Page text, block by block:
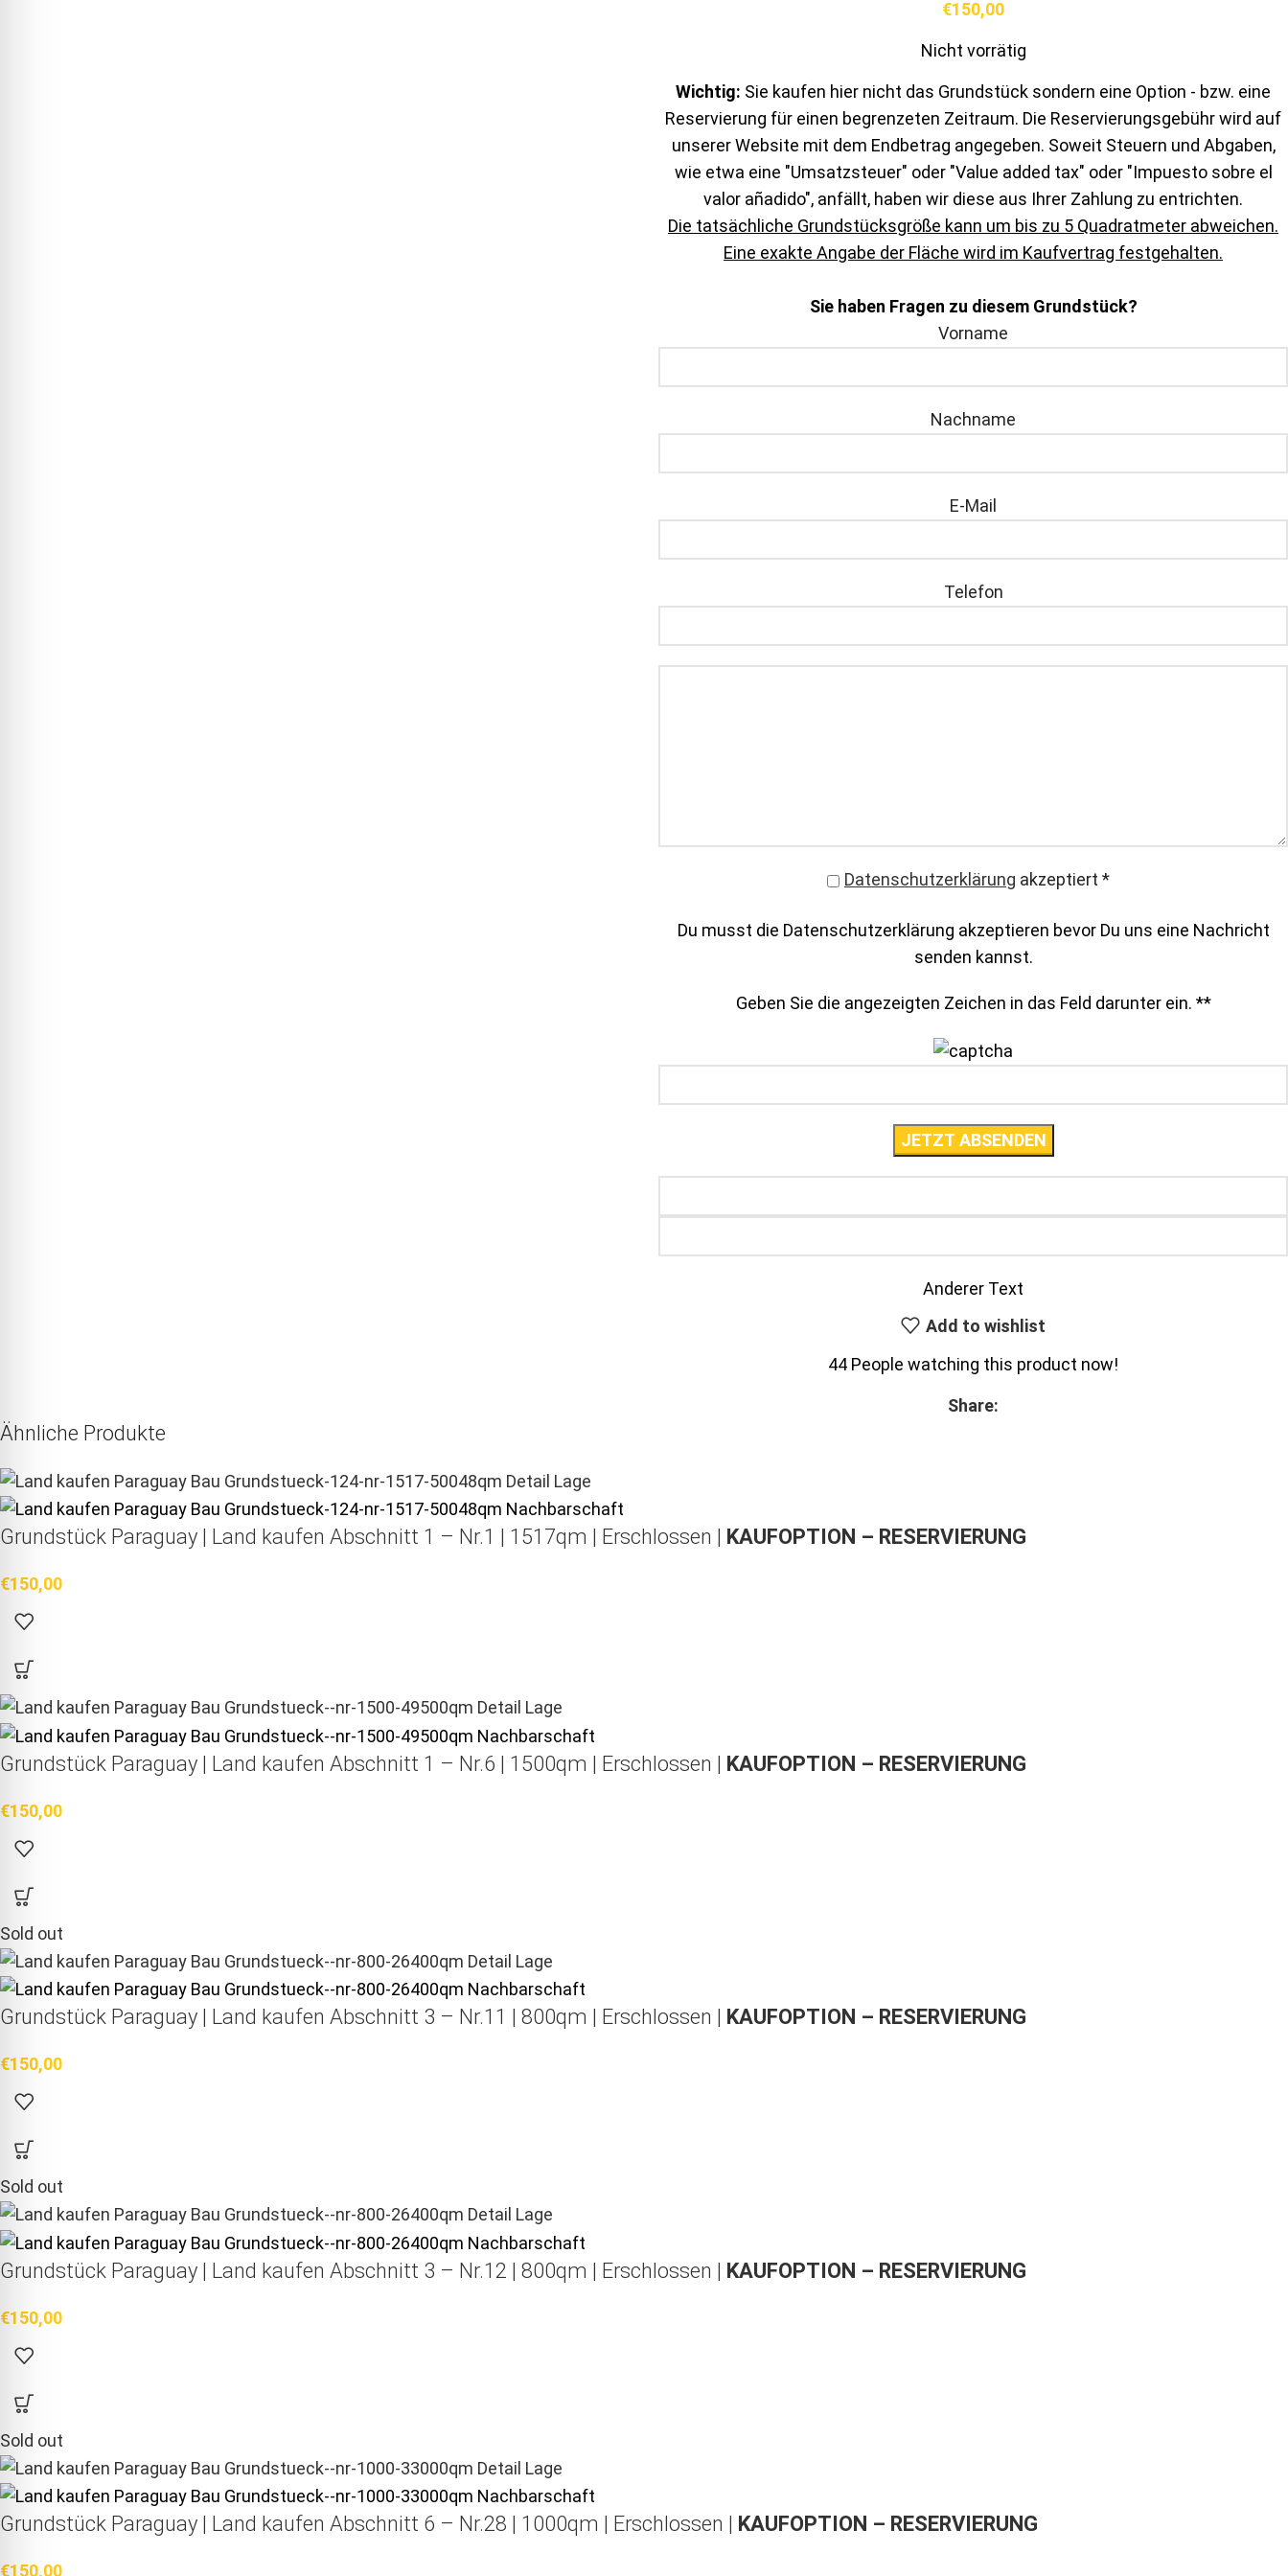
€150,00
Nicht vorrätig
Wichtig: Sie kaufen hier nicht das Grundstück sondern eine Option - bzw. eine
Reservierung für einen begrenzeten Zeitraum. Die Reservierungsgebühr wird auf
unserer Website mit dem Endbetrag angegeben. Soweit Steuern und Abgaben,
wie etwa eine "Umsatzsteuer" oder "Value added tax" oder "Impuesto sobre el
valor añadido", anfällt, haben wir diese aus Ihrer Zahlung zu entrichten.
Die tatsächliche Grundstücksgröße kann um bis zu 5 Quadratmeter abweichen.
Eine exakte Angabe der Fläche wird im Kaufvertrag festgehalten.
Sie haben Fragen zu diesem Grundstück?
Vorname
Nachname
E-Mail
Telefon
Datenschutzerklärung akzeptiert *
Du musst die Datenschutzerklärung akzeptieren bevor Du uns eine Nachricht
senden kannst.
Geben Sie die angezeigten Zeichen in das Feld darunter ein. **
Anderer Text
Add to wishlist
44 People watching this product now!
Share:
Ähnliche Produkte
Grundstück Paraguay | Land kaufen Abschnitt 1 – Nr.1 | 1517qm | Erschlossen | KAUFOPTION – RESERVIERUNG
€150,00
Grundstück Paraguay | Land kaufen Abschnitt 1 – Nr.6 | 1500qm | Erschlossen | KAUFOPTION – RESERVIERUNG
€150,00
Sold out
Grundstück Paraguay | Land kaufen Abschnitt 3 – Nr.11 | 800qm | Erschlossen | KAUFOPTION – RESERVIERUNG
€150,00
Sold out
Grundstück Paraguay | Land kaufen Abschnitt 3 – Nr.12 | 800qm | Erschlossen | KAUFOPTION – RESERVIERUNG
€150,00
Sold out
Grundstück Paraguay | Land kaufen Abschnitt 6 – Nr.28 | 1000qm | Erschlossen | KAUFOPTION – RESERVIERUNG
€150,00